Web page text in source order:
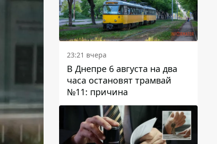
23:21 вчера
В Днепре 6 августа на два
часа остановят трамвай
№11: причина